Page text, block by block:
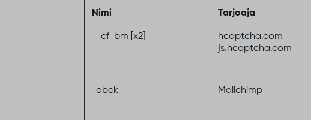
Nimi Tarjoaja
__cf_bm [x2]
hcaptcha.com
js.hcaptcha.com
_abck Mailchimp